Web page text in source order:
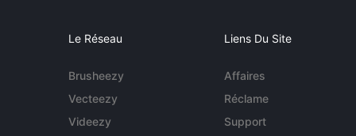
Le Réseau
Brusheezy
Vecteezy
Videezy
Liens Du Site
Affaires
Réclame
Support